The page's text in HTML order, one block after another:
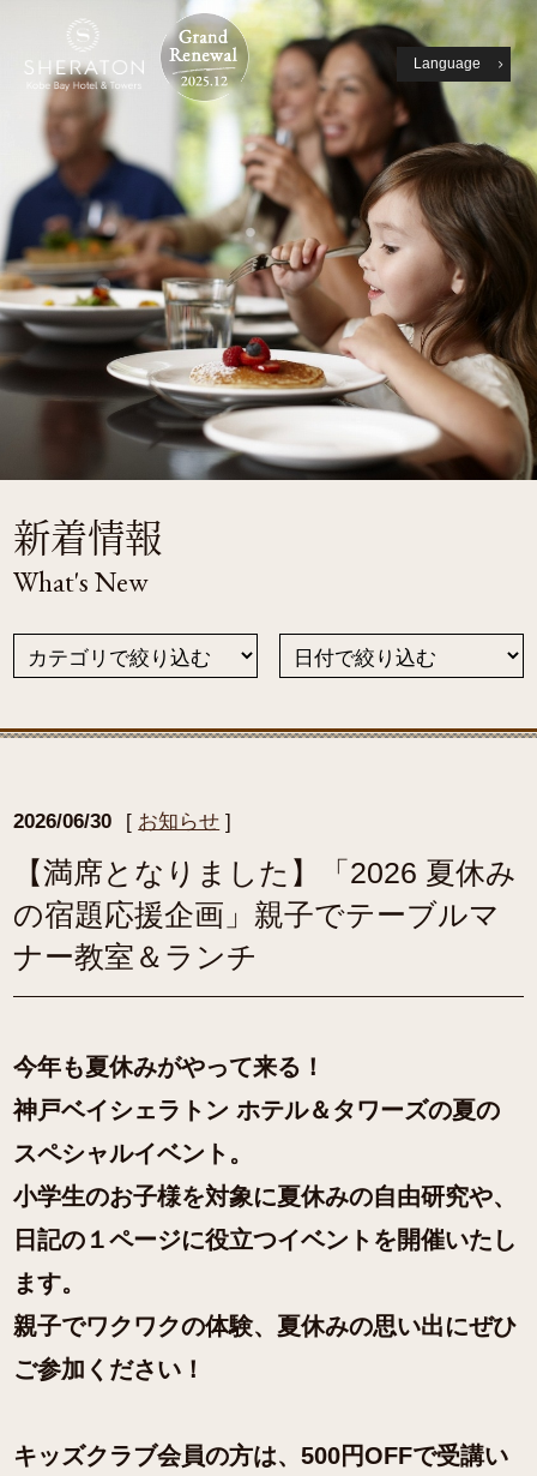
Language
新着情報
What's New
2026/06/30 [ お知らせ ]
【満席となりました】「2026 夏休み
の宿題応援企画」親子でテーブルマ
ナー教室＆ランチ
今年も夏休みがやって来る！
神戸ベイシェラトン ホテル＆タワーズの夏の
スペシャルイベント。
小学生のお子様を対象に夏休みの自由研究や、
日記の１ページに役立つイベントを開催いたし
ます。
親子でワクワクの体験、夏休みの思い出にぜひ
ご参加ください！
キッズクラブ会員の方は、500円OFFで受講い